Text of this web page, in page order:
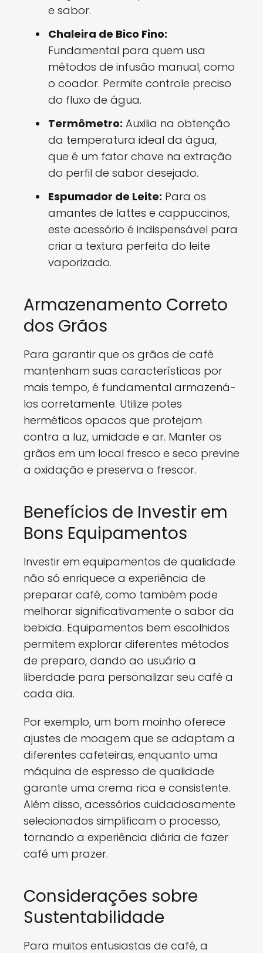
e sabor.
Chaleira de Bico Fino:
Fundamental para quem usa
métodos de infusão manual, como
o coador. Permite controle preciso
do fluxo de água.
Termômetro: Auxilia na obtenção
da temperatura ideal da água,
que é um fator chave na extração
do perfil de sabor desejado.
Espumador de Leite: Para os
amantes de lattes e cappuccinos,
este acessório é indispensável para
criar a textura perfeita do leite
vaporizado.
Armazenamento Correto
dos Grãos
Para garantir que os grãos de café
mantenham suas características por
mais tempo, é fundamental armazená-
los corretamente. Utilize potes
herméticos opacos que protejam
contra a luz, umidade e ar. Manter os
grãos em um local fresco e seco previne
a oxidação e preserva o frescor.
Benefícios de Investir em
Bons Equipamentos
Investir em equipamentos de qualidade
não só enriquece a experiência de
preparar café, como também pode
melhorar significativamente o sabor da
bebida. Equipamentos bem escolhidos
permitem explorar diferentes métodos
de preparo, dando ao usuário a
liberdade para personalizar seu café a
cada dia.
Por exemplo, um bom moinho oferece
ajustes de moagem que se adaptam a
diferentes cafeteiras, enquanto uma
máquina de espresso de qualidade
garante uma crema rica e consistente.
Além disso, acessórios cuidadosamente
selecionados simplificam o processo,
tornando a experiência diária de fazer
café um prazer.
Considerações sobre
Sustentabilidade
Para muitos entusiastas de café, a